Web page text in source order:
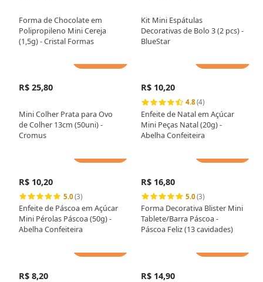
Forma de Chocolate em
Polipropileno Mini Cereja
(1,5g) - Cristal Formas
Kit Mini Espátulas
Decorativas de Bolo 3 (2 pcs) -
BlueStar
R$ 25,80
Mini Colher Prata para Ovo
de Colher 13cm (50uni) -
Cromus
R$ 10,20
4.8(4)
Enfeite de Natal em Açúcar
Mini Peças Natal (20g) -
Abelha Confeiteira
R$ 10,20
5.0(3)
Enfeite de Páscoa em Açúcar
Mini Pérolas Páscoa (50g) -
Abelha Confeiteira
R$ 16,80
5.0(3)
Forma Decorativa Blister Mini
Tablete/Barra Páscoa -
Páscoa Feliz (13 cavidades)
R$ 8,20 R$ 14,90